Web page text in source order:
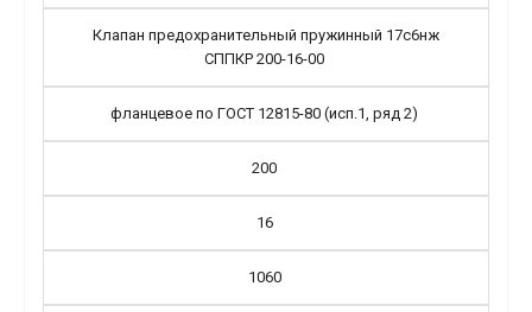
Клапан предохранительный пружинный 17с6нж
СППКР 200-16-00
фланцевое по ГОСТ 12815-80 (исп.1, ряд 2)
200
16
1060